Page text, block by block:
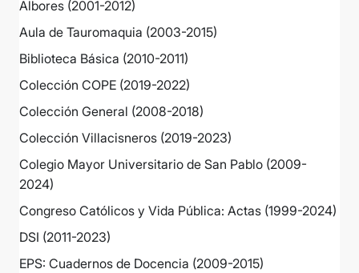
Albores (2001-2012)
Aula de Tauromaquia (2003-2015)
Biblioteca Básica (2010-2011)
Colección COPE (2019-2022)
Colección General (2008-2018)
Colección Villacisneros (2019-2023)
Colegio Mayor Universitario de San Pablo (2009-
2024)
Congreso Católicos y Vida Pública: Actas (1999-2024)
DSI (2011-2023)
EPS: Cuadernos de Docencia (2009-2015)